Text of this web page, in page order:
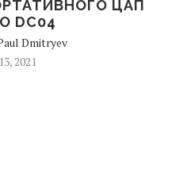
ЦАП
DC04
Dmitryev
2021